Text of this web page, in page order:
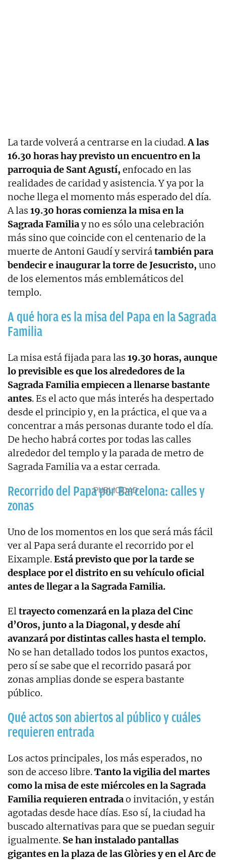
La tarde volverá a centrarse en la ciudad.A las
16.30 horas hay previsto un encuentro en la
parroquia de Sant Agustí, enfocado en las
realidades de caridad y asistencia. Y ya por la
noche llega el momento más esperado del día.
A las 19.30 horas comienza la misa en la
Sagrada Familiay no es sólo una celebración
más sino que coincide con el centenario de la
muerte de Antoni Gaudí y servirátambién para
bendecir e inaugurar la torre de Jesucristo, uno
de los elementos más emblemáticos del
templo.
A qué hora es la misa del Papa en la Sagrada
Familia
La misa está fijada para las 19.30 horas, aunque
lo previsible es que los alrededores de la
Sagrada Familia empiecen a llenarse bastante
antes. Es el acto que más interés ha despertado
desde el principio y, en la práctica, el que va a
concentrar a más personas durante todo el día.
De hecho habrá cortes por todas las calles
alrededor del templo y la parada de metro de
Sagrada Familia va a estar cerrada.
Recorrido del Papa por Barcelona: calles y
zonas
Uno de los momentos en los que será más fácil
ver al Papa será durante el recorrido por el
Eixample.Está previsto que por la tarde se
desplace por el distrito en su vehículo oficial
antes de llegar a la Sagrada Familia.
Eltrayecto comenzará en la plaza del Cinc
d’Oros, junto a la Diagonal, y desde ahí
avanzará por distintas calles hasta el templo.
No se han detallado todos los puntos exactos,
pero sí se sabe que el recorrido pasará por
zonas amplias donde se espera bastante
público.
Qué actos son abiertos al público y cuáles
requieren entrada
Los actos principales, los más esperados, no
son de acceso libre.Tanto la vigilia del martes
como la misa de este miércoles en la Sagrada
Familia requieren entradao invitación, y están
agotadas desde hace días. Eso sí, la ciudad ha
buscado alternativas para que se puedan seguir
igualmente. Se han instalado pantallas
gigantes en la plaza de las Glòries y en el Arc de